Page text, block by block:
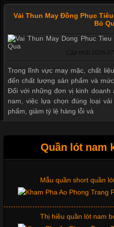
Vải Thun May Đồng Phục
Bỏ
Cập nhật 2026-
Trong lĩnh vực may mặc, chất
đến chất lượng sản phẩm và
Đối với những đơn vị kinh doanh
nam, việc lựa chọn đúng loại
phẩm, giảm tỷ lệ hàng lỗi và
Áo thun là một trong những
Quần lót nam
Mẫu quần short quần
Thị hiều quần lót nam